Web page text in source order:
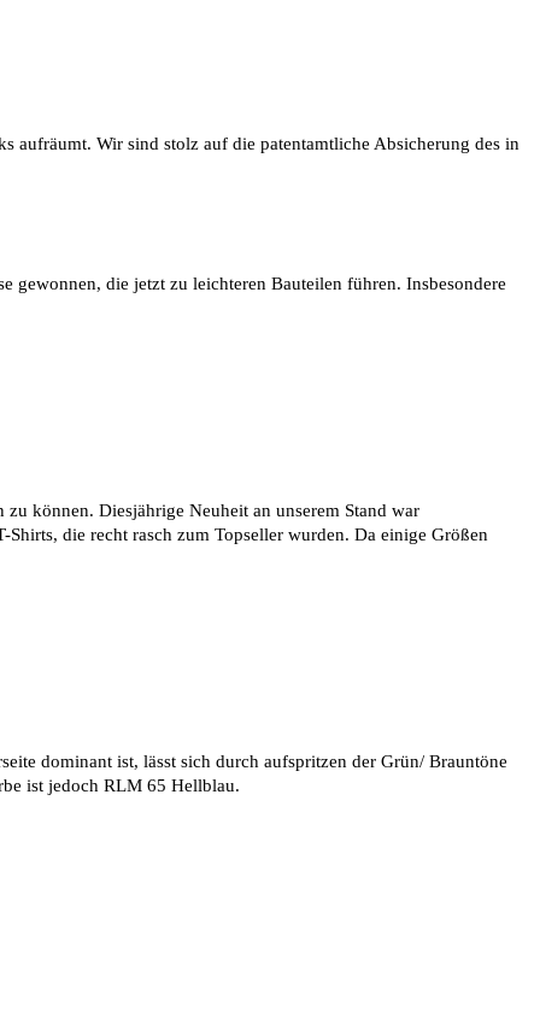
aufräumt. Wir sind stolz auf die patentamtliche Absicherung des in
die jetzt zu leichteren Bauteilen führen. Insbesondere
können. Diesjährige Neuheit an unserem Stand war
die recht rasch zum Topseller wurden. Da einige Größen
dominant ist, lässt sich durch aufspritzen der Grün/ Brauntöne
ist jedoch RLM 65 Hellblau.